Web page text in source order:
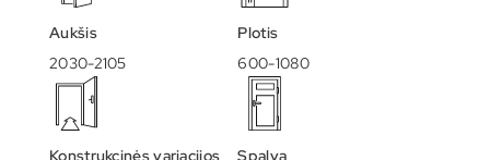
Aukšis
2030-2105
Plotis
600-1080
Konstrukcinės variacijos
Spalva